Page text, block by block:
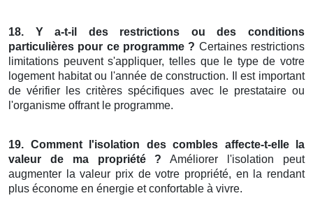
18. Y a-t-il des restrictions ou des conditions
particulières pour ce programme ? Certaines restrictions
limitations peuvent s'appliquer, telles que le type de votre
logement habitat ou l'année de construction. Il est important
de vérifier les critères spécifiques avec le prestataire ou
l'organisme offrant le programme.
19. Comment l'isolation des combles affecte-t-elle la
valeur de ma propriété ? Améliorer l'isolation peut
augmenter la valeur prix de votre propriété, en la rendant
plus économe en énergie et confortable à vivre.